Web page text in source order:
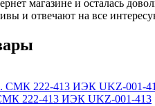
магазине и осталась
и отвечают на все
222-413 ИЭК UKZ-001-413